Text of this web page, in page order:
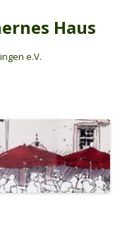
Haus
e.V.
Inhalt springen